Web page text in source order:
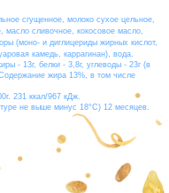
сгущенное, молоко сухое цельное,
масло сливочное, кокосовое масло,
(моно- и диглицериды жирных кислот,
камедь, каррагинан), вода.
- 13г, белки - 3,8г, углеводы - 23г (в
жира 13%, в том числе
231 ккал/967 кДж.
не выше минус 18°C) 12 месяцев.